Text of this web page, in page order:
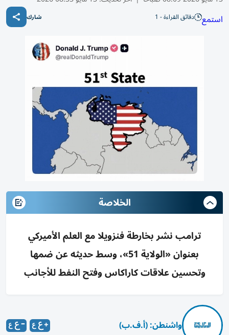
استمع دقائق القراءة - 1 شارك
الخلاصة
ترامب نشر بخارطة فنزويلا مع العلم الأميركي
بعنوان «الولاية 51»، وسط حديثه عن ضمها
وتحسين علاقات كاراكاس وفتح النفط للأجانب
واشنطن: (أ.ف.ب)